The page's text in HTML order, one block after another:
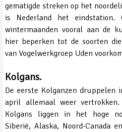
gematigde streken op het
is Nederland het eindstation.
wintermaanden vooral aan de
hier beperken tot de soorten
van Vogelwerkgroep Uden
Kolgans.
De eerste Kolganzen
april allemaal weer
Kolgans liggen in het hoge
Siberië, Alaska, Noord-Canada